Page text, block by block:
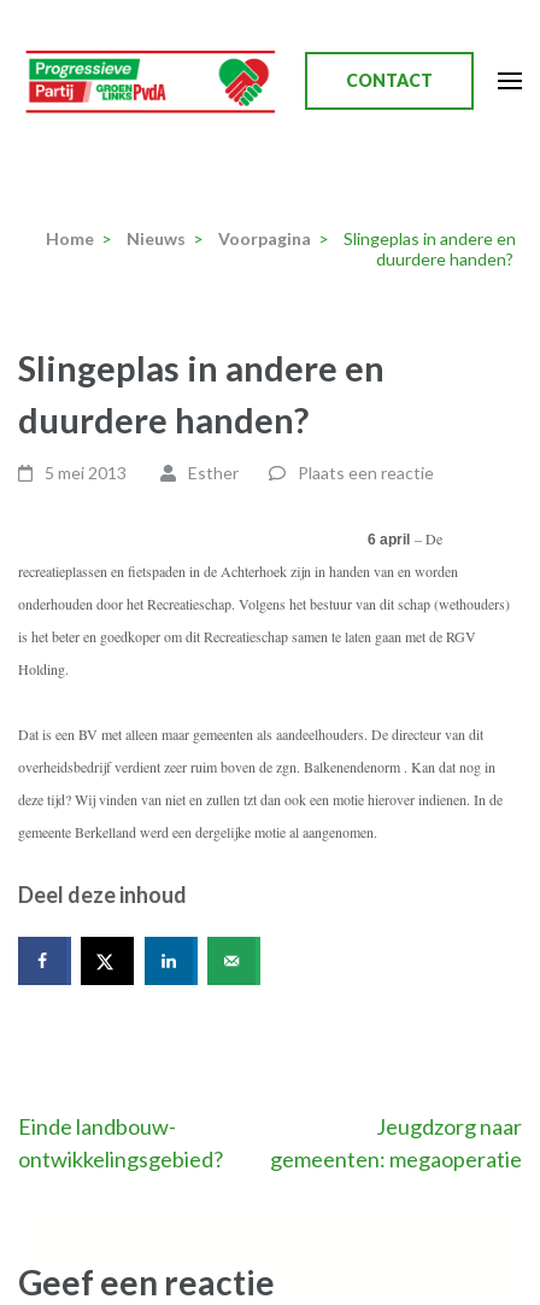
naar
inhoud
(Druk
CONTACT
Home > Nieuws > Voorpagina >
Slingeplas in andere en
duurdere handen?
Slingeplas in andere en
duurdere handen?
5 mei 2013 Esther Plaats een reactie
6 april – De
recreatieplassen en fietspaden in de Achterhoek zijn in handen van en worden
onderhouden door het Recreatieschap. Volgens het bestuur van dit schap (wethouders)
is het beter en goedkoper om dit Recreatieschap samen te laten gaan met de RGV
Holding.
Dat is een BV met alleen maar gemeenten als aandeelhouders. De directeur van dit
overheidsbedrijf verdient zeer ruim boven de zgn. Balkenendenorm . Kan dat nog in
deze tijd? Wij vinden van niet en zullen tzt dan ook een motie hierover indienen. In de
gemeente Berkelland werd een dergelijke motie al aangenomen.
Deel deze inhoud
Bericht
navigatie
Einde landbouw-
ontwikkelingsgebied?
Jeugdzorg naar
gemeenten: megaoperatie
Geef een reactie